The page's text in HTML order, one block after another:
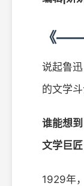
《
说起鲁
的文学斗
谁能想
文学巨
1929年